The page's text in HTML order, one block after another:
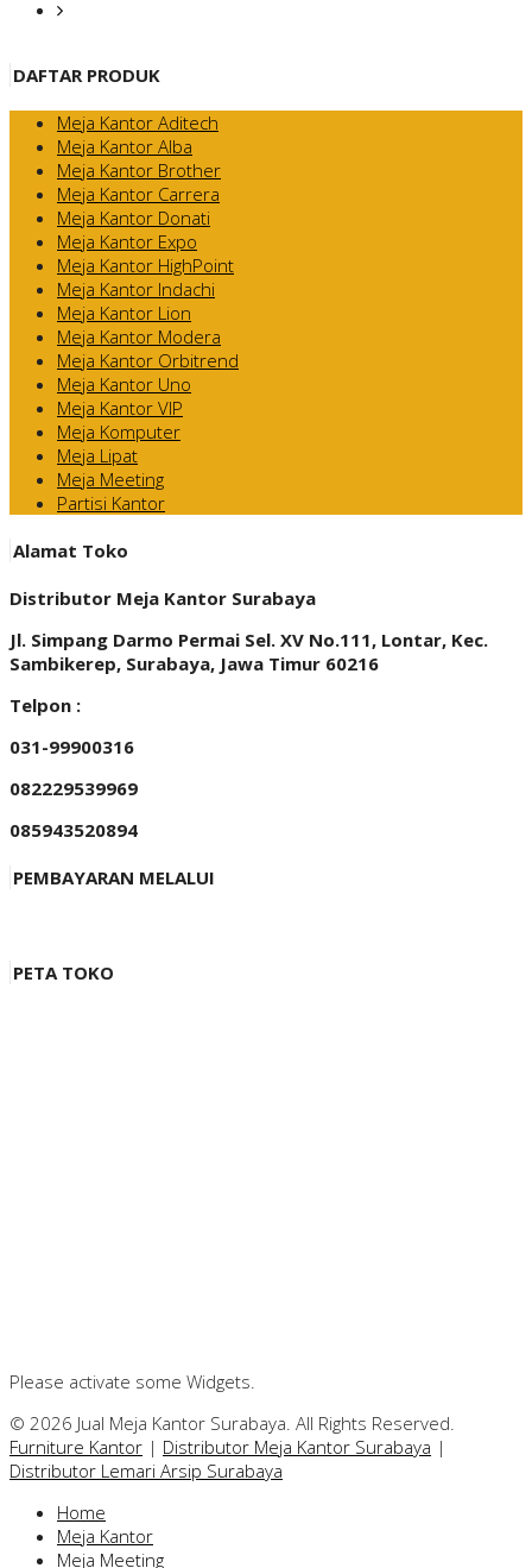
DAFTAR PRODUK
Meja Kantor Aditech
Meja Kantor Alba
Meja Kantor Brother
Meja Kantor Carrera
Meja Kantor Donati
Meja Kantor Expo
Meja Kantor HighPoint
Meja Kantor Indachi
Meja Kantor Lion
Meja Kantor Modera
Meja Kantor Orbitrend
Meja Kantor Uno
Meja Kantor VIP
Meja Komputer
Meja Lipat
Meja Meeting
Partisi Kantor
Alamat Toko
Distributor Meja Kantor Surabaya
Jl. Simpang Darmo Permai Sel. XV No.111, Lontar, Kec.
Sambikerep, Surabaya, Jawa Timur 60216
Telpon :
031-99900316
082229539969
085943520894
PEMBAYARAN MELALUI
PETA TOKO
Please activate some Widgets.
© 2026 Jual Meja Kantor Surabaya. All Rights Reserved.
Furniture Kantor | Distributor Meja Kantor Surabaya |
Distributor Lemari Arsip Surabaya
Home
Meja Kantor
Meja Meeting